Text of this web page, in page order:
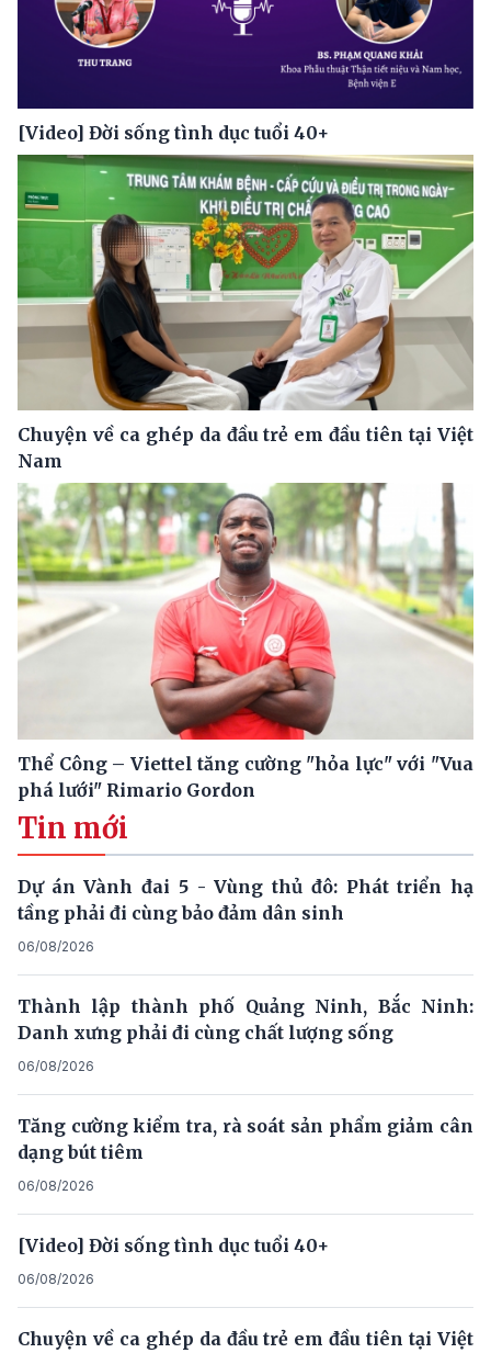
[Video] Đời sống tình dục tuổi 40+
Chuyện về ca ghép da đầu trẻ em đầu tiên tại Việt
Nam
Thể Công – Viettel tăng cường "hỏa lực" với "Vua
phá lưới" Rimario Gordon
Tin mới
Dự án Vành đai 5 - Vùng thủ đô: Phát triển hạ
tầng phải đi cùng bảo đảm dân sinh
06/08/2026
Thành lập thành phố Quảng Ninh, Bắc Ninh:
Danh xưng phải đi cùng chất lượng sống
06/08/2026
Tăng cường kiểm tra, rà soát sản phẩm giảm cân
dạng bút tiêm
06/08/2026
[Video] Đời sống tình dục tuổi 40+
06/08/2026
Chuyện về ca ghép da đầu trẻ em đầu tiên tại Việt